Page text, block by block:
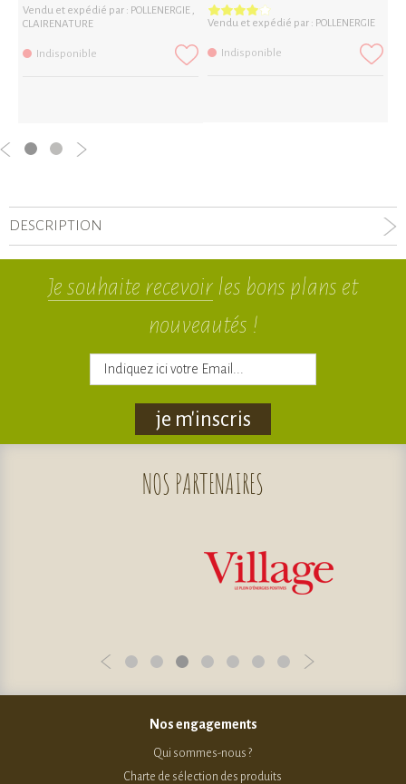
Vendu et expédié par : POLLENERGIE ,
CLAIRENATURE
Indisponible
Vendu et expédié par : POLLENERGIE
Indisponible
DESCRIPTION
Je souhaite recevoirles bons plans et
nouveautés !
je m'inscris
NOS PARTENAIRES
Nos engagements
Qui sommes-nous ?
Charte de sélection des produits